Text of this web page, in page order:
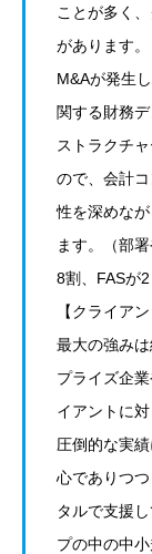
ことが多く
があります
M&Aが発生
関する財務
ストラクチ
ので、会計
性を深めな
ます。（部
8割、FASが
【クライア
最大の強み
プライズ企
イアントに
圧倒的な実
心でありつ
タルで支援
プの中の中